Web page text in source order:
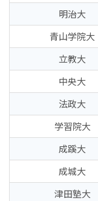
明治大
青山学院大
立教大
中央大
法政大
学習院大
成蹊大
成城大
津田塾大